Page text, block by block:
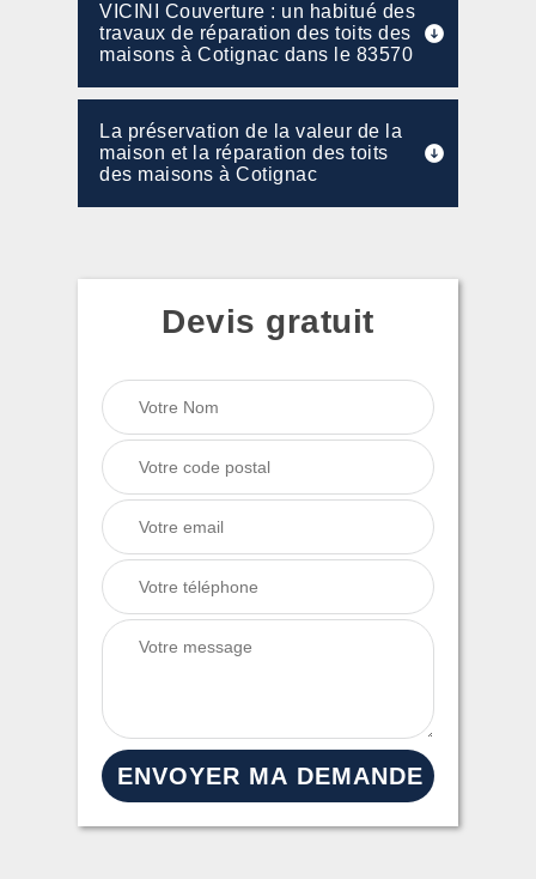
VICINI Couverture : un habitué des
travaux de réparation des toits des
maisons à Cotignac dans le 83570
La préservation de la valeur de la
maison et la réparation des toits
des maisons à Cotignac
Devis gratuit